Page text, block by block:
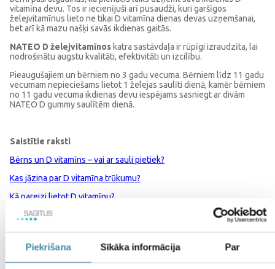
Piekrišana Sīkāka informācija Par
vitamīna devu. Tos ir iecienījuši arī pusaudži, kuri garšīgos
želejvitamīnus lieto ne tikai D vitamīna dienas devas uzņemšanai,
bet arī kā mazu našķi savās ikdienas gaitās.
NATEO D želejvitamīnos katra sastāvdaļa ir rūpīgi izraudzīta, lai
nodrošinātu augstu kvalitāti, efektivitāti un izcilību.
Pieaugušajiem un bērniem no 3 gadu vecuma. Bērniem līdz 11 gadu
vecumam nepieciešams lietot 1 želejas saulīti dienā, kamēr bērniem
no 11 gadu vecuma ikdienas devu iespējams sasniegt ar divām
NATEO D gummy saulītēm dienā.
Saistītie raksti
Bērns un D vitamīns – vai ar sauli pietiek?
Kas jāzina par D vitamīna trūkumu?
Kā pareizi lietot D vitamīnu?
D vitamīns – vai varam uzņemt vasarā visam gadam?